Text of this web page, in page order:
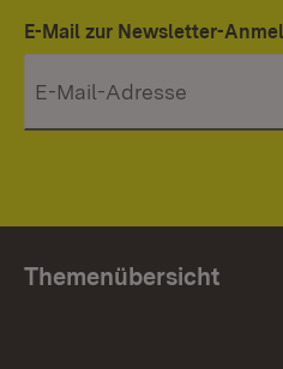
E-Mail zur Newsletter-
Themenübersicht